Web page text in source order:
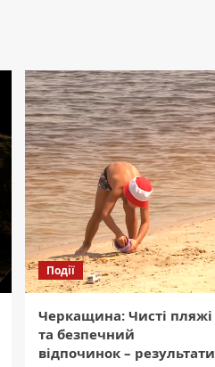
Події
Черкащина: Чисті пляжі
та безпечний
відпочинок – результати